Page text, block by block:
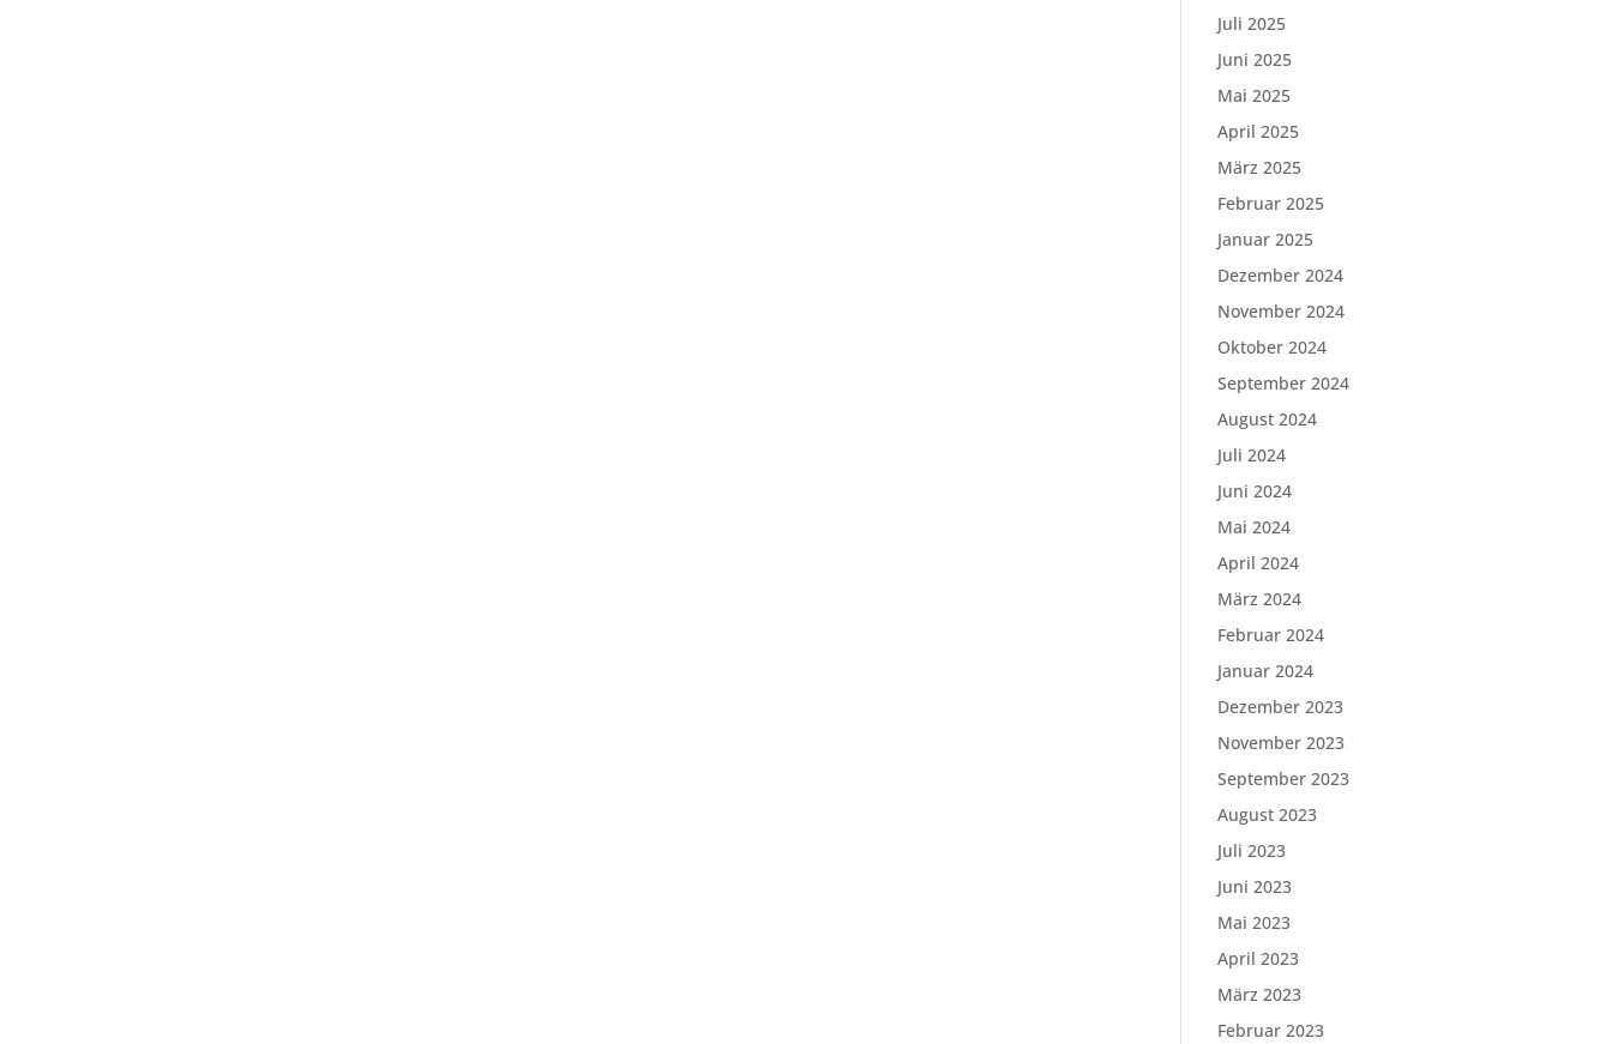
Juli 2025
Juni 2025
Mai 2025
April 2025
März 2025
Februar 2025
Januar 2025
Dezember 2024
November 2024
Oktober 2024
September 2024
August 2024
Juli 2024
Juni 2024
Mai 2024
April 2024
März 2024
Februar 2024
Januar 2024
Dezember 2023
November 2023
September 2023
August 2023
Juli 2023
Juni 2023
Mai 2023
April 2023
März 2023
Februar 2023